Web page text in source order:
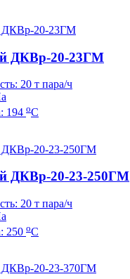
ДКВр-20-23ГМ
20 т пара/ч
194 оС
ДКВр-20-23-250ГМ
20 т пара/ч
250 оС